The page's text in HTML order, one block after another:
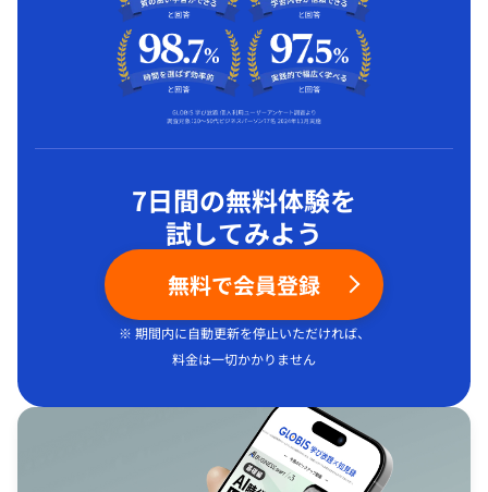
7日間の無料体験を
試してみよう
無料で会員登録
※ 期間内に自動更新を停止いただければ、
料金は一切かかりません